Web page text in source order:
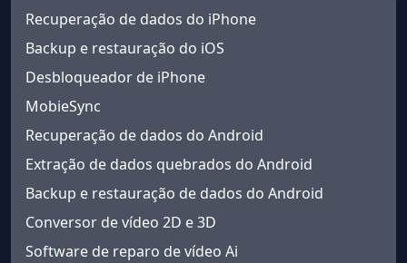
Recuperação de dados do iPhone
Backup e restauração do iOS
Desbloqueador de iPhone
MobieSync
Recuperação de dados do Android
Extração de dados quebrados do Android
Backup e restauração de dados do Android
Conversor de vídeo 2D e 3D
Software de reparo de vídeo Ai